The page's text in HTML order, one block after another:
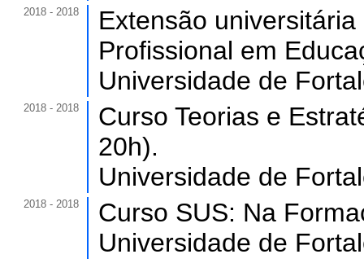
2018 - 2018
Extensão
Profissional em
Universidade de
2018 - 2018
Curso Teorias e
20h).
Universidade de
2018 - 2018
Curso SUS: Na
Universidade de